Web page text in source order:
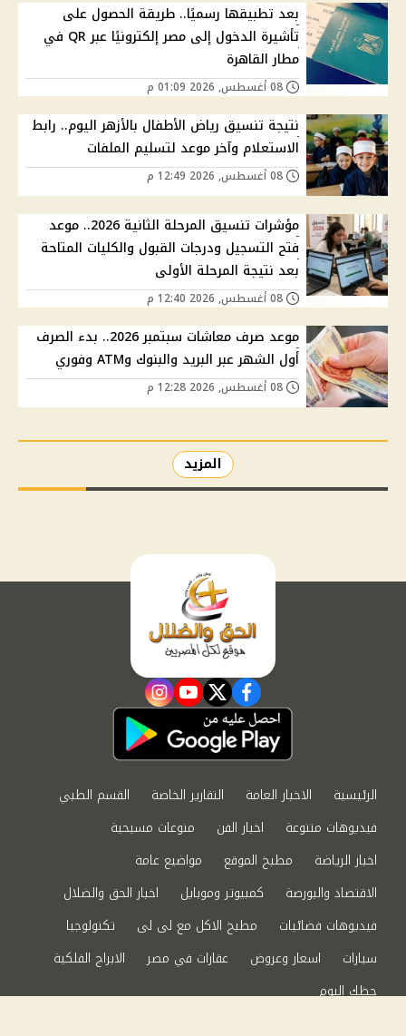
بعد تطبيقها رسميًا.. طريقة الحصول على
تأشيرة الدخول إلى مصر إلكترونيًا عبر QR في
مطار القاهرة
نتيجة تنسيق رياض الأطفال بالأزهر اليوم.. رابط
الاستعلام وآخر موعد لتسليم الملفات
مؤشرات تنسيق المرحلة الثانية 2026.. موعد
فتح التسجيل ودرجات القبول والكليات المتاحة
بعد نتيجة المرحلة الأولى
موعد صرف معاشات سبتمبر 2026.. بدء الصرف
أول الشهر عبر البريد والبنوك وATM وفوري
المزيد
facebook
twitter
youtube
instagram
الرئيسية الاخبار العامة التقارير الخاصة
القسم الطبي
فيديوهات متنوعة
اخبار الفن
منوعات مسيحية
اخبار الرياضة
مطبخ الموقع
مواضيع عامة
الاقتصاد والبورصة
كمبيوتر وموبايل
اخبار الحق والضلال
فيديوهات فضائيات
مطبخ الاكل مع لى لى
تكنولوجيا
سيارات
اسعار وعروض عقارات في مصر
الابراج الفلكية
حظك اليوم